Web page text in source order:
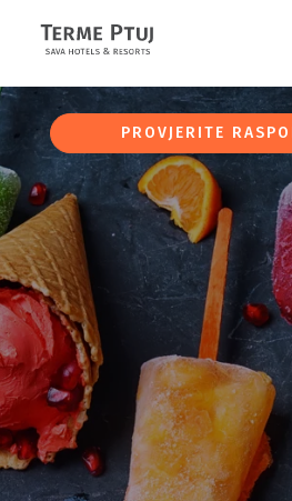
PROVJERITE